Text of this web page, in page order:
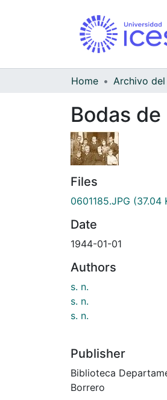
Home
Bodas
Files
0601185.JPG (37.04
Date
1944-01-01
Authors
s. n.
s. n.
s. n.
Publisher
Biblioteca
Borrero